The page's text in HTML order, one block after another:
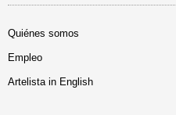
Quiénes somos
Empleo
Artelista in English